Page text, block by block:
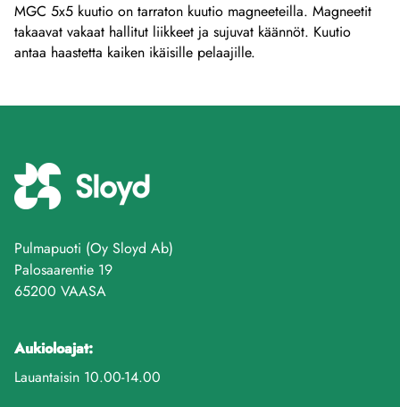
MGC 5x5 kuutio on tarraton kuutio magneeteilla. Magneetit
takaavat vakaat hallitut liikkeet ja sujuvat käännöt. Kuutio
antaa haastetta kaiken ikäisille pelaajille.
Pulmapuoti (Oy Sloyd Ab)
Palosaarentie 19
65200 VAASA
Aukioloajat:
Lauantaisin 10.00-14.00